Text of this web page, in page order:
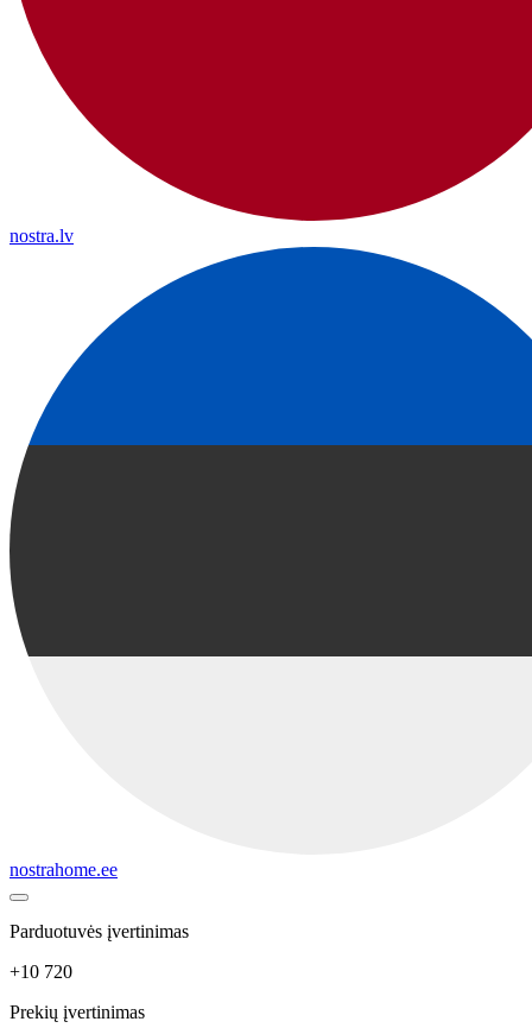
nostra.lv
nostrahome.ee
Parduotuvės įvertinimas
+10 720
Prekių įvertinimas